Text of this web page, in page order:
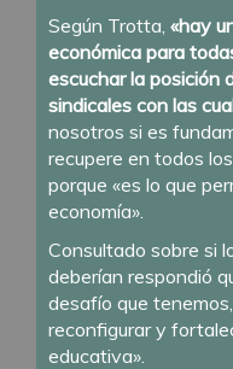
Según Trotta, «hay
económica para
escuchar la posición
sindicales con las
nosotros si es
recupere en todos
porque «es lo que
economía».
Consultado sobre si
deberían respondió
desafío que
reconfigurar y
educativa».